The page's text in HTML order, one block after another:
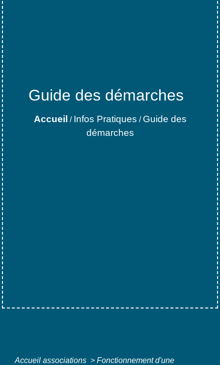
Guide des démarches
Accueil / Infos Pratiques / Guide des
démarches
Accueil associations > Fonctionnement d'une